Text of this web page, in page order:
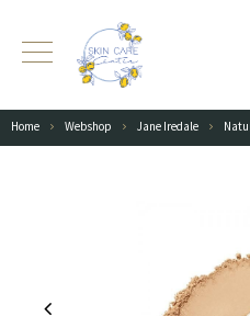
Home Webshop Jane Iredale